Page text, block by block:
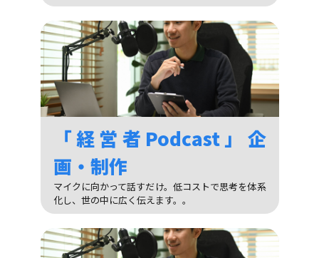
「経営者Podcast」企
画・制作
マイクに向かって話すだけ。低コストで思考を体系
化し、世の中に広く伝えます。。